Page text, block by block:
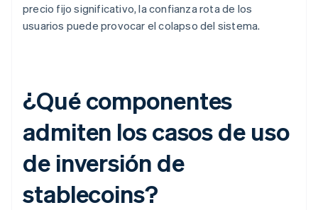
precio fijo significativo, la confianza rota de los
usuarios puede provocar el colapso del sistema.
¿Qué componentes
admiten los casos de uso
de inversión de
stablecoins?